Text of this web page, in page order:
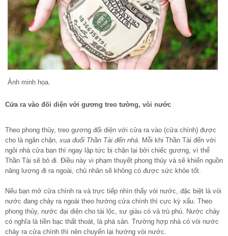
Ảnh minh họa.
Cửa ra vào đối diện với gương treo tường, vòi nước
Theo phong thủy, treo gương đối diện với cửa ra vào (cửa chính) được
cho là ngăn chặn, xua đuổi Thần Tài đến nhà . Mỗi khi Thần Tài đến với
ngôi nhà cửa bạn thì ngay lập tức bị chặn lại bởi chiếc gương, vì thế
Thần Tài sẽ bỏ đi. Điều này vi phạm thuyết phong thủy và sẽ khiến nguồn
năng lượng đi ra ngoài, chủ nhân sẽ không có được sức khỏe tốt.
Nếu bạn mở cửa chính ra và trực tiếp nhìn thấy vòi nước, đặc biệt là vòi
nước đang chảy ra ngoài theo hướng cửa chính thì cực kỳ xấu. Theo
phong thủy, nước đại diện cho tài lộc, sự giàu có và trù phú. Nước chảy
có nghĩa là tiền bạc thất thoát, là phá sản. Trường hợp nhà có vòi nước
chảy ra cửa chính thì nên chuyển lại hướng vòi nước.